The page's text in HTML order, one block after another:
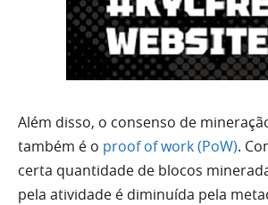
Além disso, o consenso de
também é o proof of work (PoW).
certa quantidade de blocos
pela atividade é diminuída pela